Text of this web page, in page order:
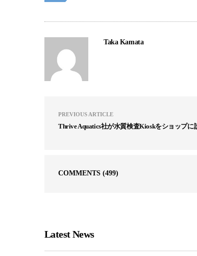
Taka Kamata
PREVIOUS ARTICLE
Thrive Aquatics社が水質検査Kioskをショップに
COMMENTS (499)
Latest News